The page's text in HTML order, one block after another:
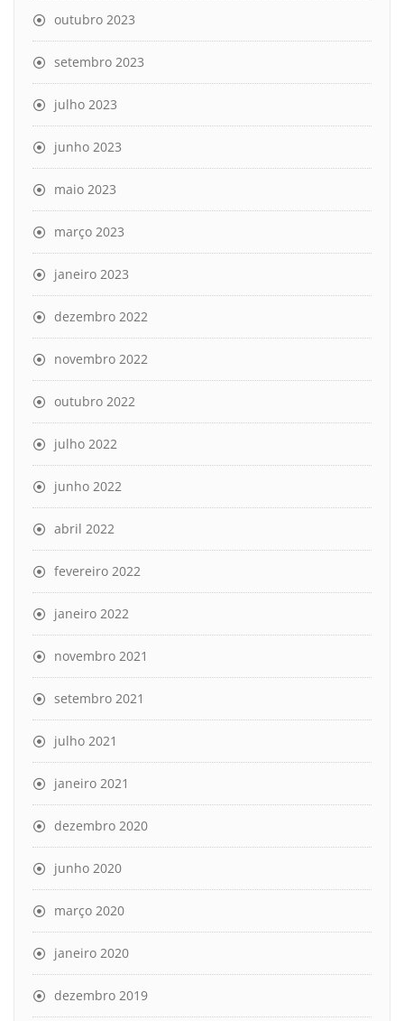
outubro 2023
setembro 2023
julho 2023
junho 2023
maio 2023
março 2023
janeiro 2023
dezembro 2022
novembro 2022
outubro 2022
julho 2022
junho 2022
abril 2022
fevereiro 2022
janeiro 2022
novembro 2021
setembro 2021
julho 2021
janeiro 2021
dezembro 2020
junho 2020
março 2020
janeiro 2020
dezembro 2019